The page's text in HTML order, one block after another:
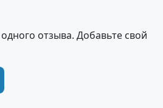
отзыва. Добавьте свой